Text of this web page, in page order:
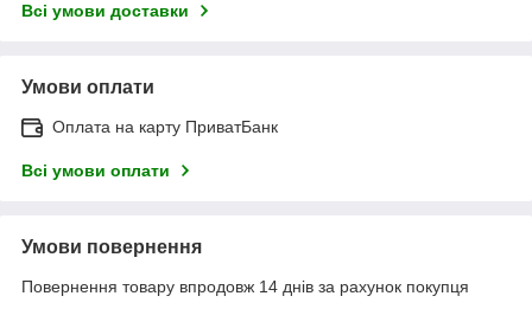
Всі умови доставки
Умови оплати
Оплата на карту ПриватБанк
Всі умови оплати
Умови повернення
Повернення товару впродовж 14 днів за рахунок покупця